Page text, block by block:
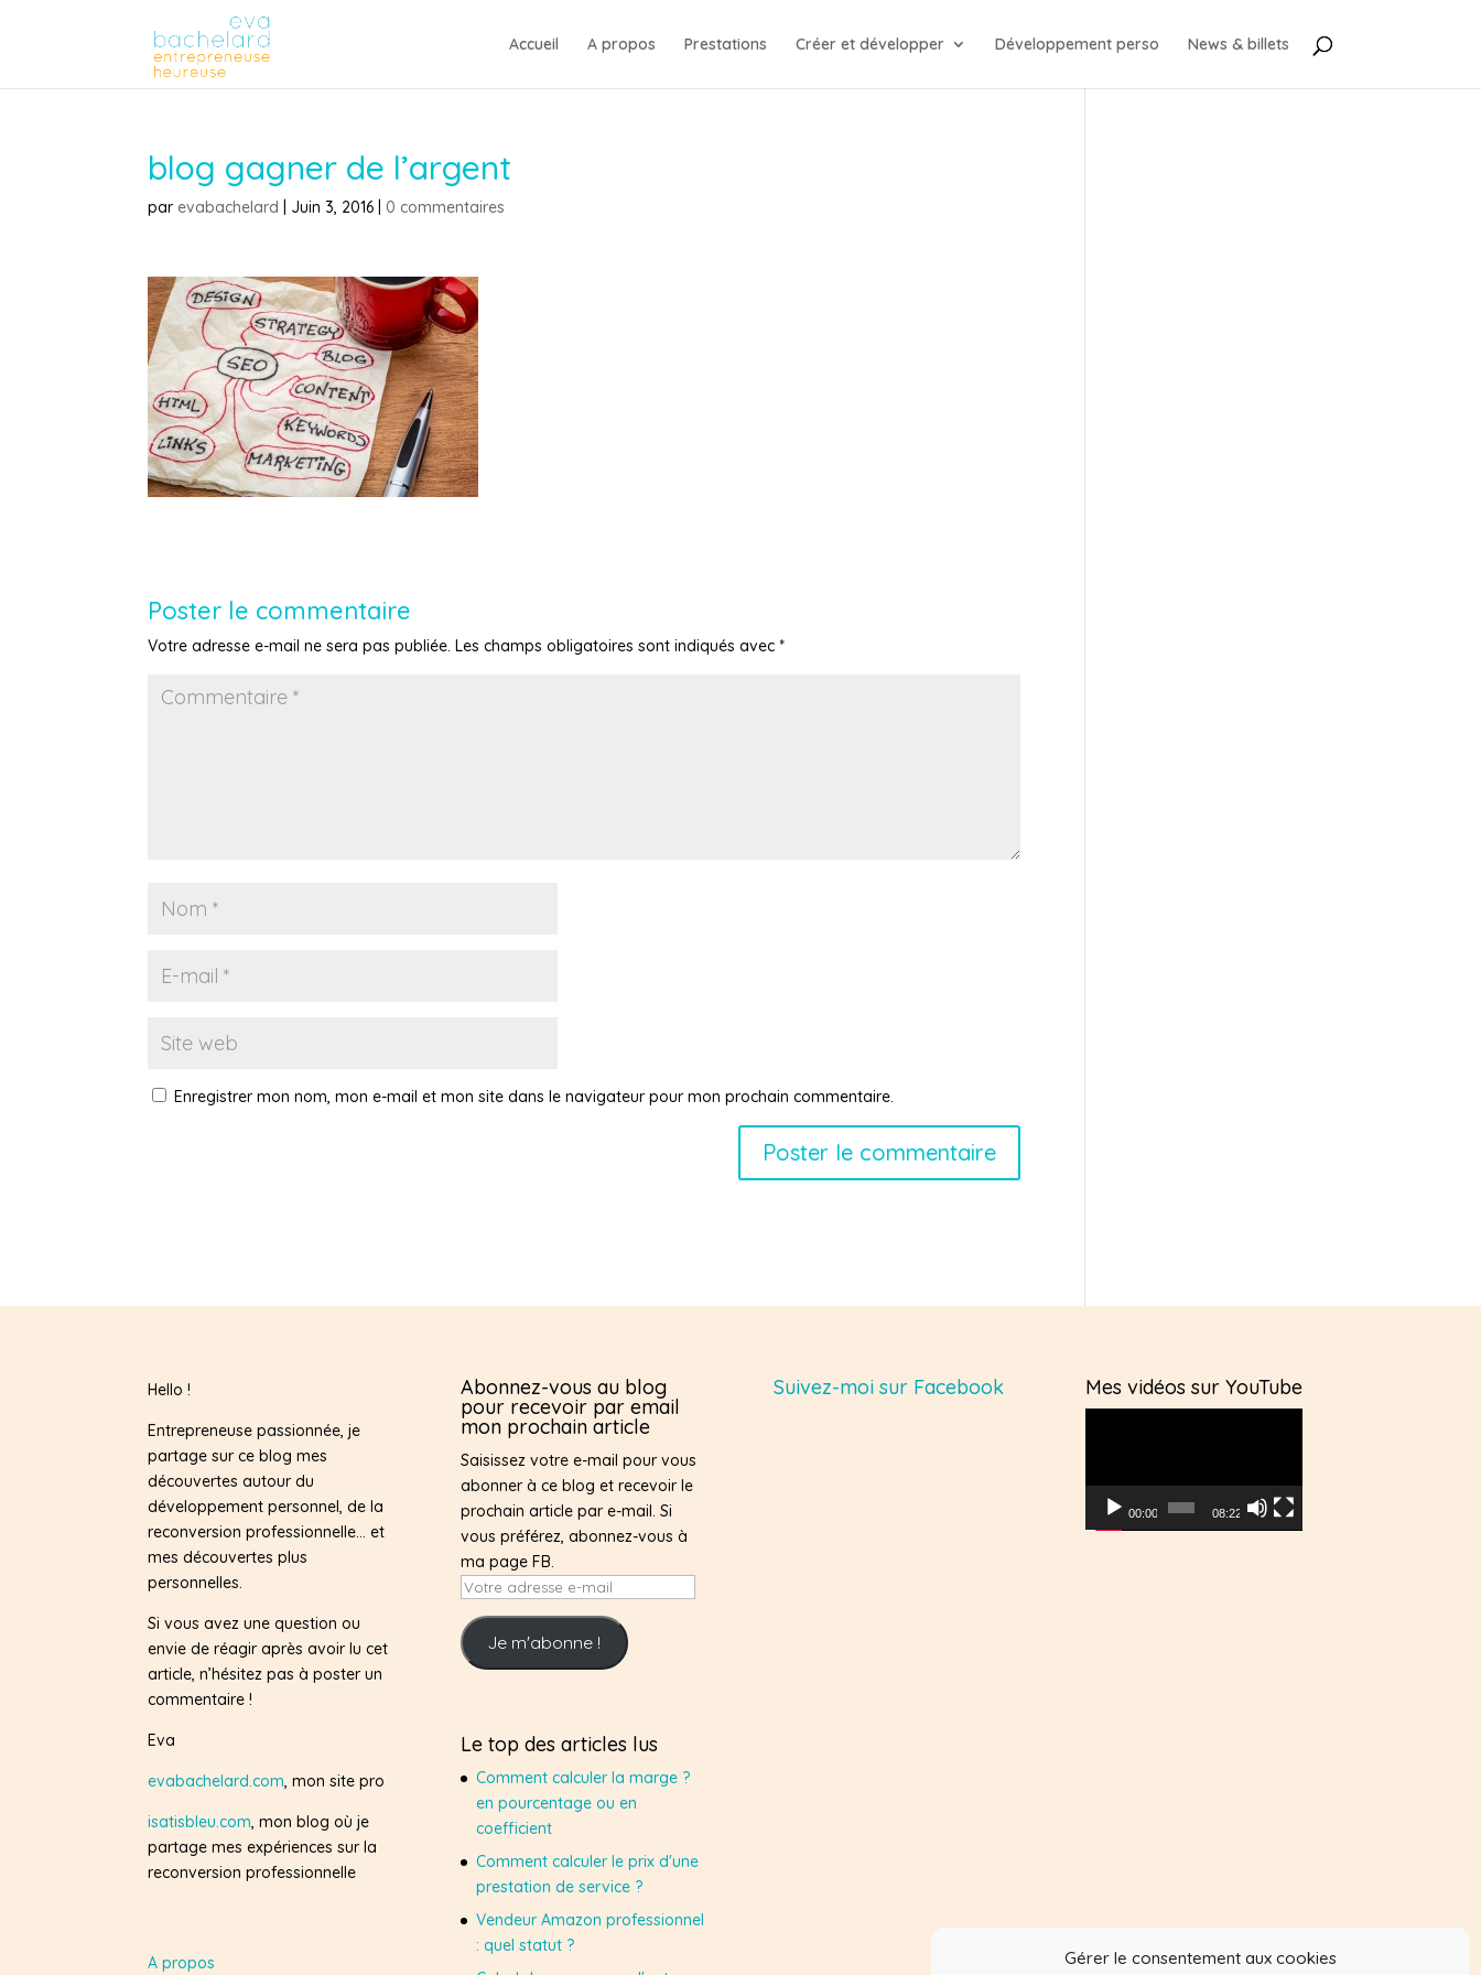
Gérer le consentement aux cookies
Accueil A propos Prestations Créer et développer Développement perso News & billets
blog gagner de l’argent
par evabachelard Juin 3, 2016 0 commentaires
Poster le commentaire
Votre adresse e-mail ne sera pas publiée. Les champs obligatoires sont indiqués avec*
Enregistrer mon nom, mon e-mail et mon site dans le navigateur pour mon prochain commentaire.
Hello !
Entrepreneuse passionnée, je
partage sur ce blog mes
découvertes autour du
développement personnel, de la
reconversion professionnelle… et
mes découvertes plus
personnelles.
Si vous avez une question ou
envie de réagir après avoir lu cet
article, n’hésitez pas à poster un
commentaire !
Eva
evabachelard.com , mon site pro
isatisbleu.com , mon blog où je
partage mes expériences sur la
reconversion professionnelle
A propos
Abonnez-vous au blog
pour recevoir par email
mon prochain article
Saisissez votre e-mail pour vous
abonner à ce blog et recevoir le
prochain article par e-mail. Si
vous préférez, abonnez-vous à
ma page FB.
Votre
e-
mail
Je m'abonne !
Le top des articles lus
Comment calculer la marge ?
en pourcentage ou en
coefficient
Comment calculer le prix d'une
prestation de service ?
Vendeur Amazon professionnel
: quel statut ?
Suivez-moi sur Facebook Mes vidéos sur YouTube
00:00 08:22